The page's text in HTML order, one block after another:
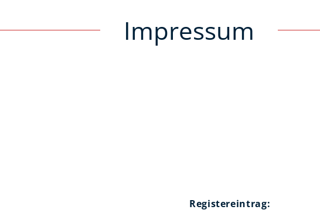
Impressum
Registereintrag: